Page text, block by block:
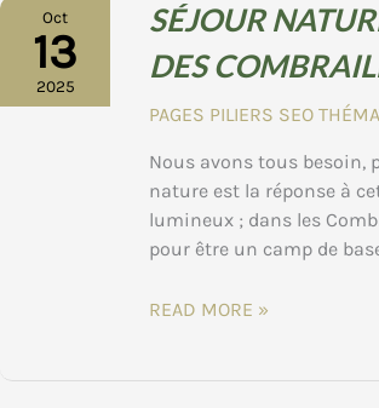
Oct
13
2025
SÉJOUR
DES
PAGES PILIERS SEO
Nous avons tous besoin,
nature est la réponse à
lumineux ; dans les
pour être un camp de
SÉJOUR
NATURE
REDÉCOUVREZ
READ MORE »